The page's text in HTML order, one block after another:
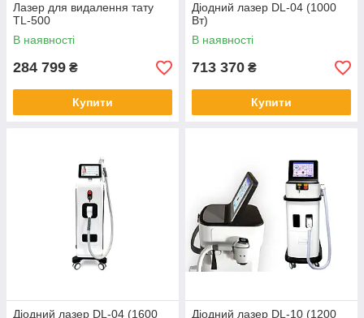
Лазер для видалення тату
TL-500
В наявності
284 799 ₴
Купити
Діодний лазер DL-04 (1000
Вт)
В наявності
713 370 ₴
Купити
Діодний лазер DL-04 (1600
Діодний лазер DL-10 (1200